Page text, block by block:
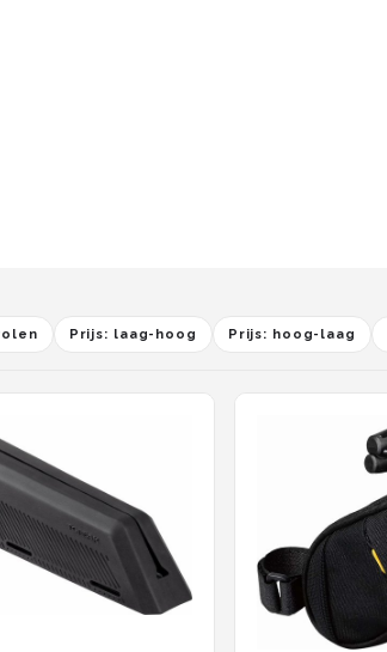
Prijs: laag-hoog Prijs: hoog-laag